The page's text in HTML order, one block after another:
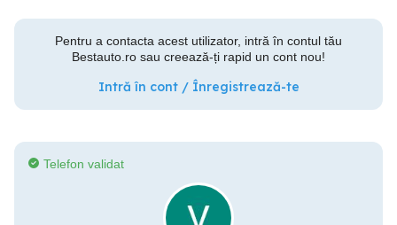
Pentru a contacta acest utilizator, intră în contul tău
Bestauto.ro sau creează-ți rapid un cont nou!
Intră în cont / Înregistrează-te
Telefon validat